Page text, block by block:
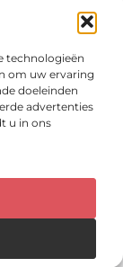
technologieën
om uw ervaring
doeleinden
advertenties
u in ons
en
sereen